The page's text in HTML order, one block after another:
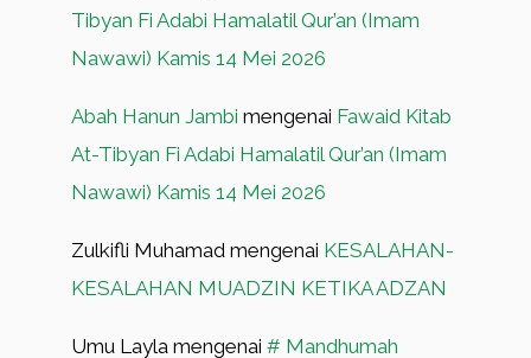
Tibyan Fi Adabi Hamalatil Qur’an (Imam
Nawawi) Kamis 14 Mei 2026
Abah Hanun Jambi mengenai Fawaid Kitab
At-Tibyan Fi Adabi Hamalatil Qur’an (Imam
Nawawi) Kamis 14 Mei 2026
Zulkifli Muhamad mengenai KESALAHAN-
KESALAHAN MUADZIN KETIKA ADZAN
Umu Layla mengenai # Mandhumah